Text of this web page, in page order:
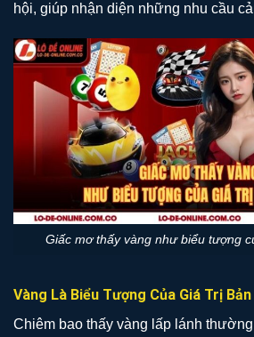
hội, giúp nhận diện những nhu cầu
Giấc mơ thấy vàng như biểu tượng
Vàng Là Biểu Tượng Của Giá Trị
Chiêm bao thấy vàng lấp lánh